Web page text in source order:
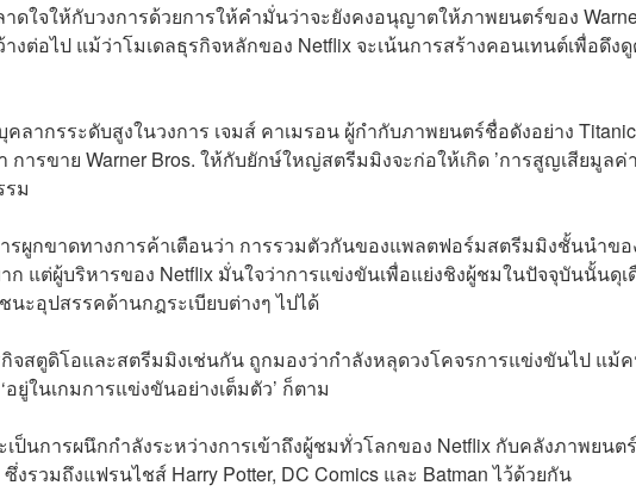
ดใจให้กับวงการด้วยการให้คำมั่นว่าจะยังคงอนุญาตให้ภาพยนตร์ของ
งต่อไป แม้ว่าโมเดลธุรกิจหลักของ Netflix จะเน้นการสร้างคอนเทนต์เพื่อดึง
ลากรระดับสูงในวงการ เจมส์ คาเมรอน ผู้กำกับภาพยนตร์ชื่อดังอย่าง Titanic
ารขาย Warner Bros. ให้กับยักษ์ใหญ่สตรีมมิงจะก่อให้เกิด ’การสูญเสียมูลค่
รม
รผูกขาดทางการค้าเตือนว่า การรวมตัวกันของแพลตฟอร์มสตรีมมิงชั้นนำขอ
ก แต่ผู้บริหารของ Netflix มั่นใจว่าการแข่งขันเพื่อแย่งชิงผู้ชมในปัจจุบันนั้นดุเ
นะอุปสรรคด้านกฎระเบียบต่างๆ ไปได้
จสตูดิโอและสตรีมมิงเช่นกัน ถูกมองว่ากำลังหลุดวงโคจรการแข่งขันไป แม้
ยู่ในเกมการแข่งขันอย่างเต็มตัว’ ก็ตาม
ป็นการผนึกกำลังระหว่างการเข้าถึงผู้ชมทั่วโลกของ Netflix กับคลังภาพยนต
งรวมถึงแฟรนไชส์ Harry Potter, DC Comics และ Batman ไว้ด้วยกัน